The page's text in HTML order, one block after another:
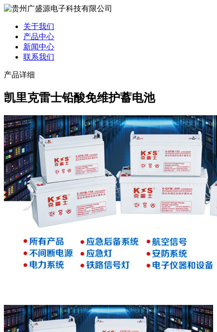
关于我们
产品中心
新闻中心
联系我们
产品详细
凯里克雷士铅酸免维护蓄电池